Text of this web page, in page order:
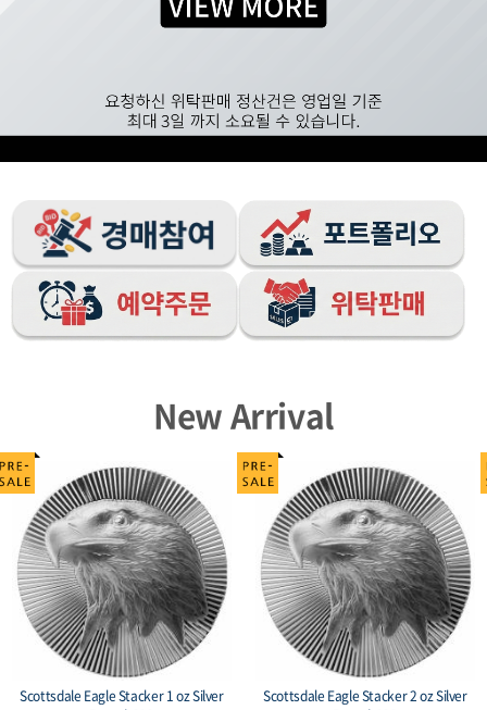
New Arrival
Scottsdale Eagle Stacker 1 oz Silver
Scottsdale Eagle Stacker 2 oz Silver